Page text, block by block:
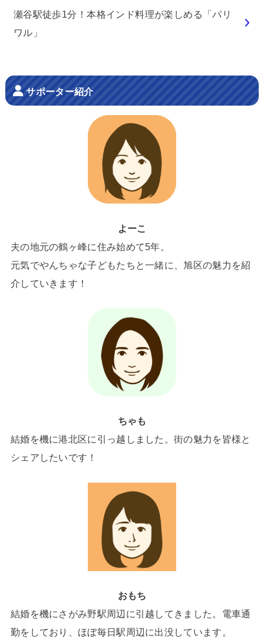
瀬谷駅徒歩1分！本格インド料理が楽しめる「パリ
ワル」
サポーター紹介
よーこ
夫の地元の鶴ヶ峰に住み始めて5年。
元気でやんちゃな子どもたちと一緒に、旭区の魅力を紹
介していきます！
ちゃも
結婚を機に港北区に引っ越しました。街の魅力を皆様と
シェアしたいです！
おもち
結婚を機にさがみ野駅周辺に引越してきました。電車通
勤をしており、ほぼ毎日駅周辺に出没しています。